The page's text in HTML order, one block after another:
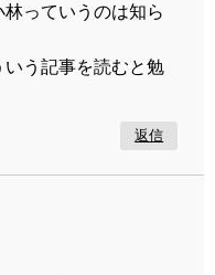
っていうのは知ら
う記事を読むと勉
返信